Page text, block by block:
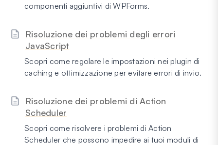
componenti aggiuntivi di WPForms.
Risoluzione dei problemi degli errori
JavaScript
Scopri come regolare le impostazioni nei plugin di
caching e ottimizzazione per evitare errori di invio.
Risoluzione dei problemi di Action
Scheduler
Scopri come risolvere i problemi di Action
Scheduler che possono impedire ai tuoi moduli di